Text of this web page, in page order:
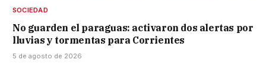
SOCIEDAD
No guarden el paraguas: activaron dos alertas por
lluvias y tormentas para Corrientes
5 de agosto de 2026